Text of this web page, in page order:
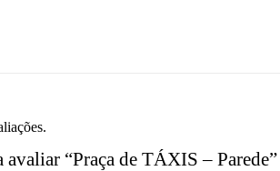
avaliar “Praça de TÁXIS – Parede”